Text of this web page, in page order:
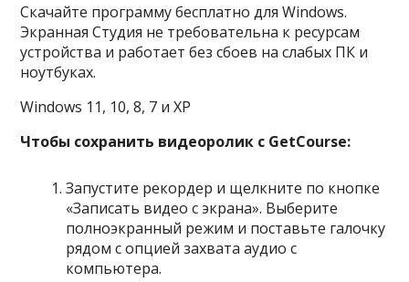
Скачайте программу бесплатно для Windows.
Экранная Студия не требовательна к ресурсам
устройства и работает без сбоев на слабых ПК и
ноутбуках.
Windows 11, 10, 8, 7 и XP
Чтобы сохранить видеоролик с GetCourse:
Запустите рекордер и щелкните по кнопке
«Записать видео с экрана». Выберите
полноэкранный режим и поставьте галочку
рядом с опцией захвата аудио с
компьютера.